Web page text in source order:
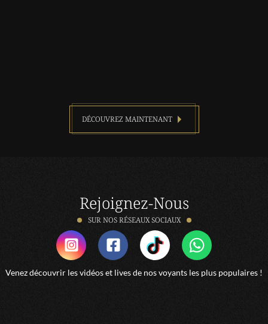
DÉCOUVREZ MAINTENANT
Rejoignez-Nous
SUR NOS RÉSEAUX SOCIAUX
Venez découvrir les vidéos et lives de nos voyants les plus populaires !